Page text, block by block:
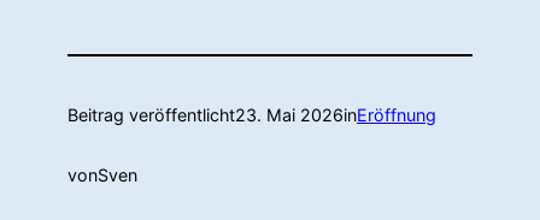
Beitrag veröffentlicht23. Mai 2026inEröffnung
vonSven